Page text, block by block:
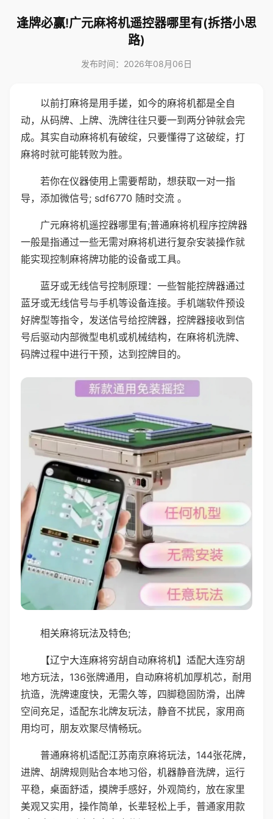
逢牌必赢!广元麻将机遥控器哪里有(拆搭小思
路)
发布时间：2026年08月06日
以前打麻将是用手搓，如今的麻将机都是全自
动，从码牌、上牌、洗牌往往只要一到两分钟就会完
成。其实自动麻将机有破绽，只要懂得了这破绽，打
麻将时就可能转败为胜。
若你在仪器使用上需要帮助，想获取一对一指
导，添加微信号; sdf6770 随时交流 。
广元麻将机遥控器哪里有;普通麻将机程序控牌器
一般是指通过一些无需对麻将机进行复杂安装操作就
能实现控制麻将牌功能的设备或工具。
蓝牙或无线信号控制原理：一些智能控牌器通过
蓝牙或无线信号与手机等设备连接。手机端软件预设
好牌型等指令，发送信号给控牌器，控牌器接收到信
号后驱动内部微型电机或机械结构，在麻将机洗牌、
码牌过程中进行干预，达到控牌目的。
相关麻将玩法及特色;
【辽宁大连麻将穷胡自动麻将机】适配大连穷胡
地方玩法，136张牌通用，自动麻将机加厚机芯，耐用
抗造，洗牌速度快，无需久等，四脚稳固防滑，出牌
空间充足，适配东北牌友玩法，静音不扰民，家用商
用均可，朋友欢聚尽情畅玩。
普通麻将机适配江苏南京麻将玩法，144张花牌，
进牌、胡牌规则贴合本地习俗，机器静音洗牌，运行
平稳，桌面舒适，摸牌手感好，外观简约，放在家里
美观又实用，操作简单，长辈轻松上手，普通家用款